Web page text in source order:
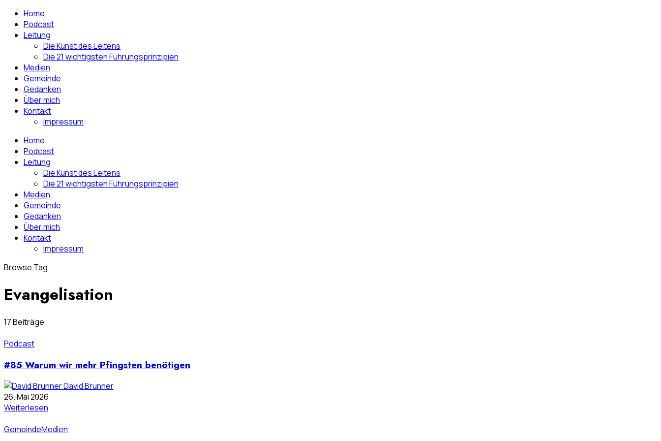
Home
Podcast
Leitung
Die Kunst des Leitens
Die 21 wichtigsten Führungsprinzipien
Medien
Gemeinde
Gedanken
Über mich
Kontakt
Impressum
Home
Podcast
Leitung
Die Kunst des Leitens
Die 21 wichtigsten Führungsprinzipien
Medien
Gemeinde
Gedanken
Über mich
Kontakt
Impressum
Browse Tag
Evangelisation
17 Beiträge
Podcast
#85 Warum wir mehr Pfingsten benötigen
David Brunner
26. Mai 2026
Weiterlesen
GemeindeMedien